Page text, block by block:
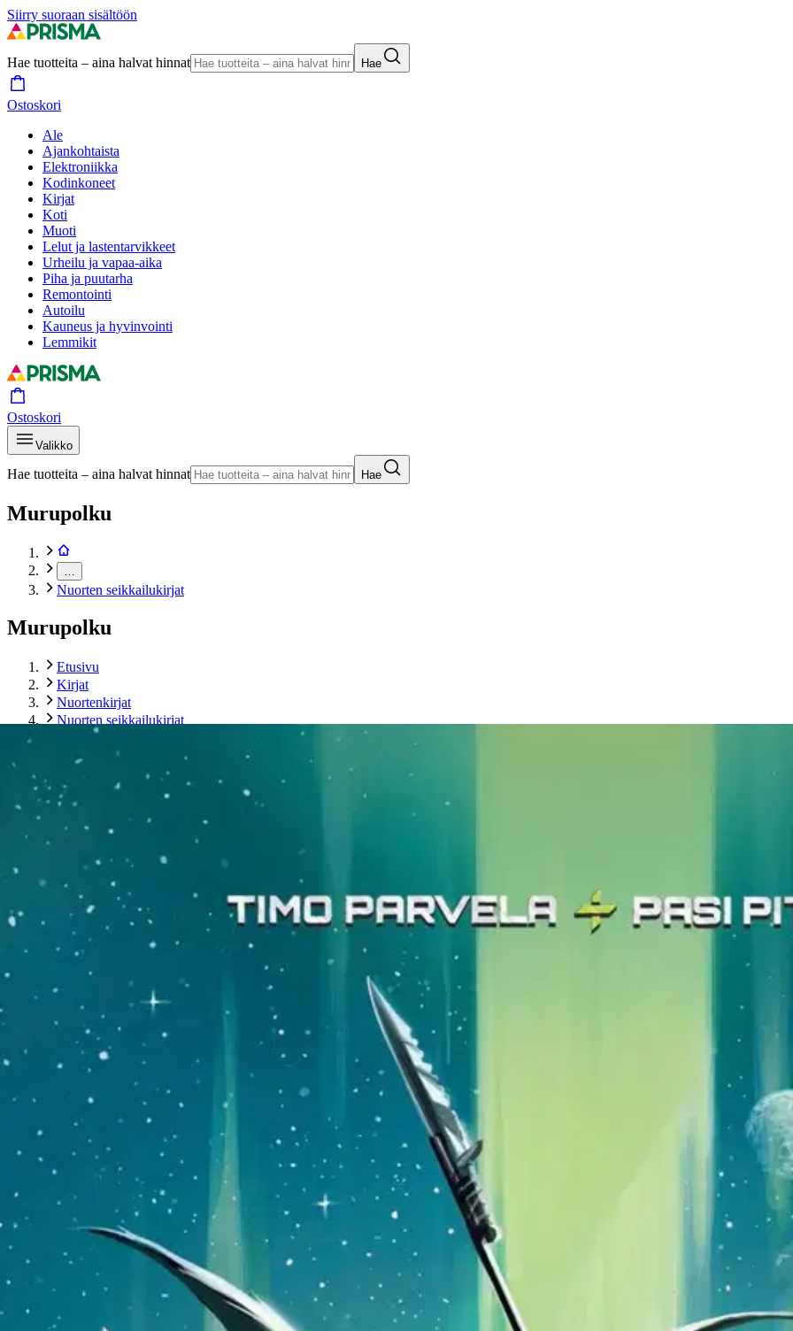
Siirry suoraan sisältöön
Hae tuotteita – aina halvat hinnat Hae
Ostoskori
Ale
Ajankohtaista
Elektroniikka
Kodinkoneet
Kirjat
Koti
Muoti
Lelut ja lastentarvikkeet
Urheilu ja vapaa-aika
Piha ja puutarha
Remontointi
Autoilu
Kauneus ja hyvinvointi
Lemmikit
Ostoskori
Valikko
Hae tuotteita – aina halvat hinnat Hae
Murupolku
Nuorten seikkailukirjat
Murupolku
Etusivu
Kirjat
Nuortenkirjat
Nuorten seikkailukirjat
Parvela, Kepler62 Uusi maailma: Kaksi heimoa
Tuotekuvat- ja videot
Ohita tuotekuva
Asiakasomistaja-alennus
Avaa kuva suurempana
Karusellin nuolipainikkeet
Parvela, Kepler62 Uusi maailma: Kaksi heimoa
11,05 €
Asiakasomistajahinta
Hinta ilman S-Etukorttia:
13,00 €
Verkkokaupan hinta
Valitse toimitustapa
Nouto myymälästä
Ei saatavilla
Toimitus
Kotiin tai noutopisteeseen
Alk. 0 €
Ilmainen toimitus yli 100 €:n tilauksille Postin pakettiautomaattiin tai
Etu ei koske Suuri‑lisäpalvelulla toimitettavia tuotteita.